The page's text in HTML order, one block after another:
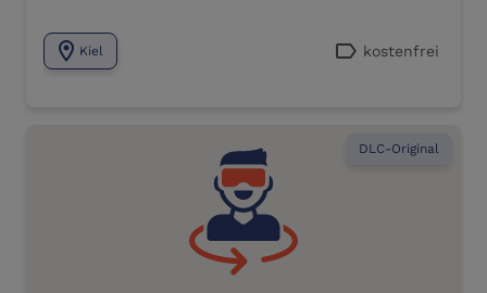
location_on Kiel label kostenfrei
DLC-Original